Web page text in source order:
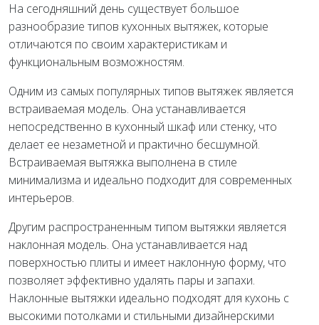
На сегодняшний день существует большое
разнообразие типов кухонных вытяжек, которые
отличаются по своим характеристикам и
функциональным возможностям.
Одним из самых популярных типов вытяжек является
встраиваемая модель. Она устанавливается
непосредственно в кухонный шкаф или стенку, что
делает ее незаметной и практично бесшумной.
Встраиваемая вытяжка выполнена в стиле
минимализма и идеально подходит для современных
интерьеров.
Другим распространенным типом вытяжки является
наклонная модель. Она устанавливается над
поверхностью плиты и имеет наклонную форму, что
позволяет эффективно удалять пары и запахи.
Наклонные вытяжки идеально подходят для кухонь с
высокими потолками и стильными дизайнерскими